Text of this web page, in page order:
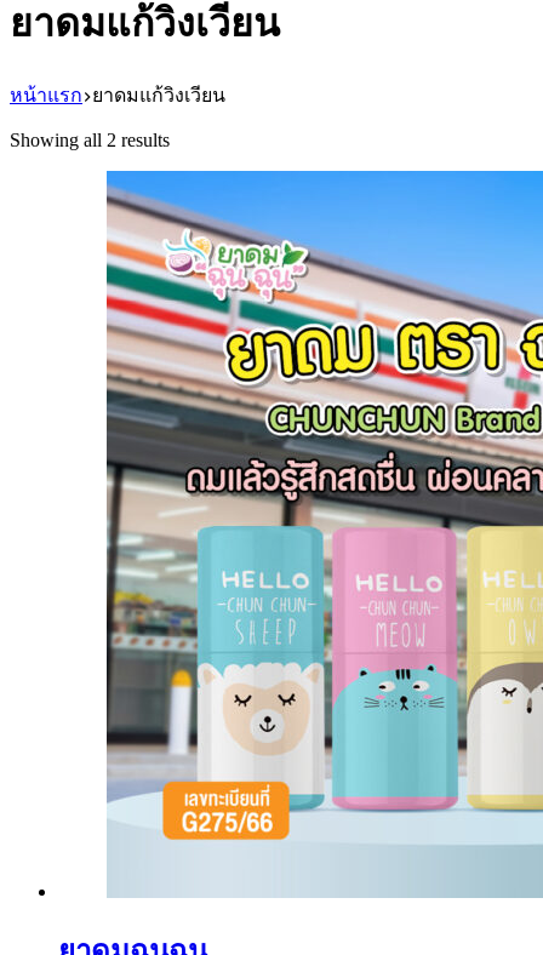
ยาดมแก้วิงเวียน
หน้าแรก ยาดมแก้วิงเวียน
Showing all 2 results